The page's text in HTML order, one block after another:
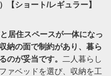
【ショート/レギュラー】
居住スペースが一体になっ
納の面で制約があり、暮ら
のが妥当です。
二人暮らし
ァベッドを選び、収納を工